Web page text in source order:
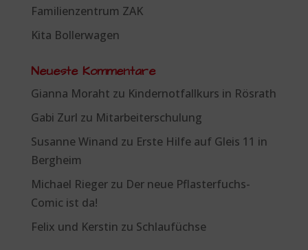
Familienzentrum ZAK
Kita Bollerwagen
Neueste Kommentare
Gianna Moraht zu Kindernotfallkurs in Rösrath
Gabi Zurl zu Mitarbeiterschulung
Susanne Winand zu Erste Hilfe auf Gleis 11 in
Bergheim
Michael Riegerzu Der neue Pflasterfuchs-
Comic ist da!
Felix und Kerstin zu Schlaufüchse